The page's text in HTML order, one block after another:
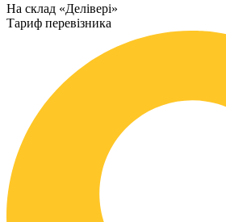
На склад «Делівері»
Тариф перевізника